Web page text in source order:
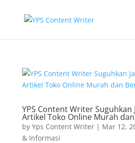
YPS Content Writer Suguhkan
Artikel Toko Online Murah
by Yps Content Writer| Mar 12,
& Informasi